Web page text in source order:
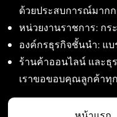
ด้วยประสบการณ์มาก
หน่วยงานราชการ: กร
องค์กรธุรกิจชั้นนำ: แบ
ร้านค้าออนไลน์ และธุ
เราขอขอบคุณลูกค้าทุ